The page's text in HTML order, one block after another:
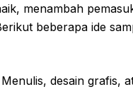
menambah
beberapa ide
desain grafis,